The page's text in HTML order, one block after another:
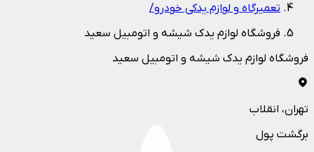
تعمیرگاه و لوازم یدکی خودرو/
فروشگاه لوازم یدک شیشه و اتومبیل سعید
فروشگاه لوازم یدک شیشه و اتومبیل سعید
تهران، انقلاب
برگشت پول